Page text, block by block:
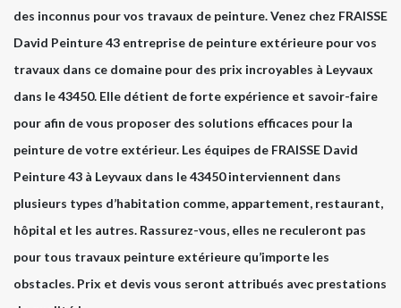
des inconnus pour vos travaux de peinture. Venez chez FRAISSE
David Peinture 43 entreprise de peinture extérieure pour vos
travaux dans ce domaine pour des prix incroyables à Leyvaux
dans le 43450. Elle détient de forte expérience et savoir-faire
pour afin de vous proposer des solutions efficaces pour la
peinture de votre extérieur. Les équipes de FRAISSE David
Peinture 43 à Leyvaux dans le 43450 interviennent dans
plusieurs types d’habitation comme, appartement, restaurant,
hôpital et les autres. Rassurez-vous, elles ne reculeront pas
pour tous travaux peinture extérieure qu’importe les
obstacles. Prix et devis vous seront attribués avec prestations